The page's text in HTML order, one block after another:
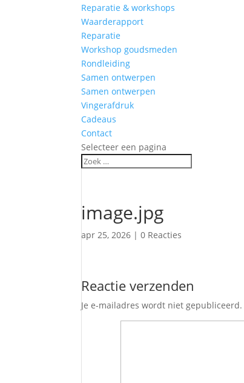
Reparatie & workshops
Waarderapport
Reparatie
Workshop goudsmeden
Rondleiding
Samen ontwerpen
Samen ontwerpen
Vingerafdruk
Cadeaus
Contact
Selecteer een pagina
image.jpg
apr 25, 2026 |0 Reacties
Reactie verzenden
Je e-mailadres wordt niet gepubliceerd.